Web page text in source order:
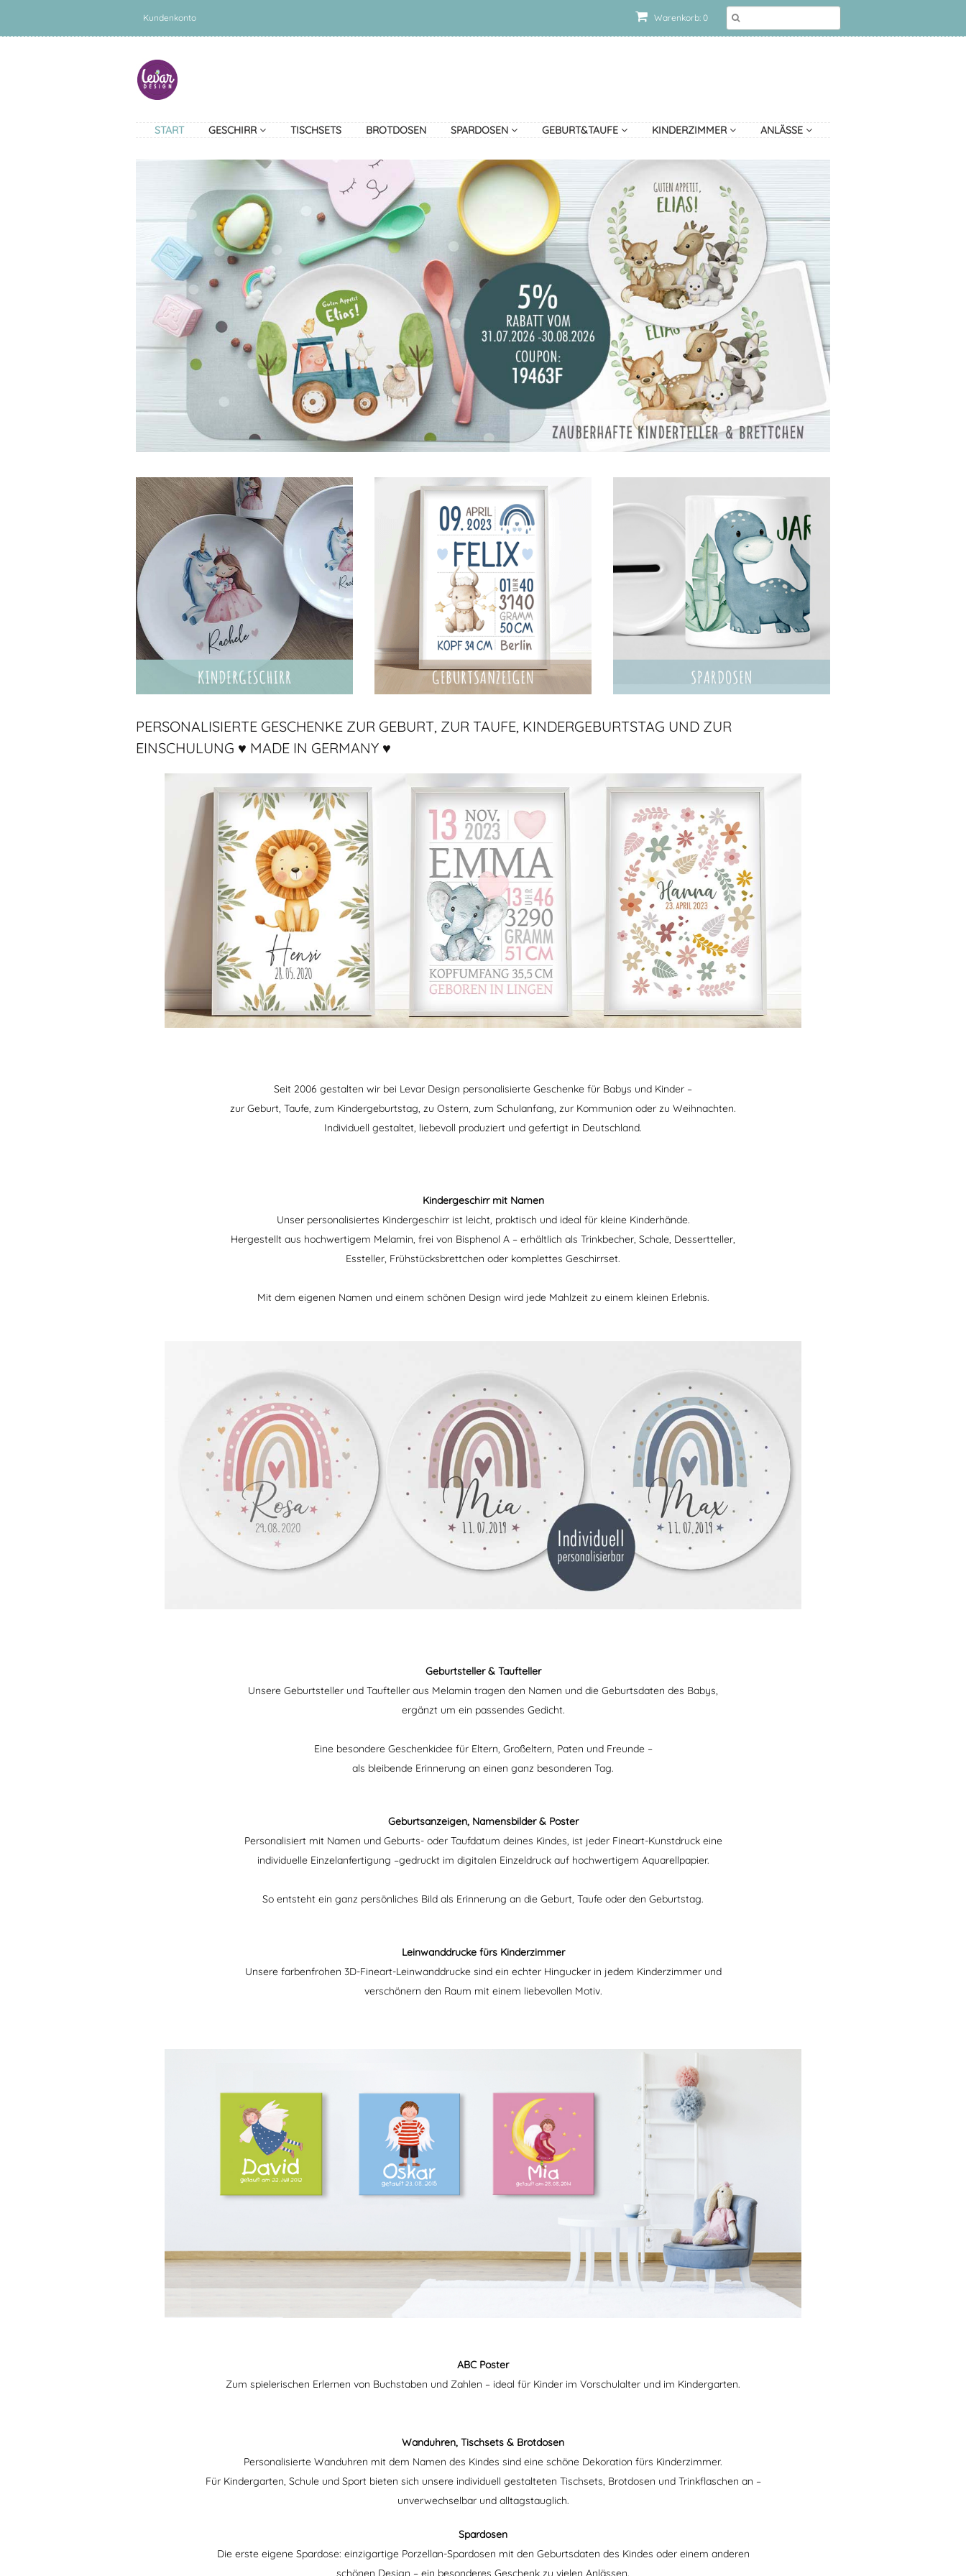
Warenkorb: 0
Kundenkonto
START GESCHIRR TISCHSETS BROTDOSEN SPARDOSEN GEBURT&TAUFE KINDERZIMMER ANLÄSSE
PERSONALISIERTE GESCHENKE ZUR GEBURT, ZUR TAUFE, KINDERGEBURTSTAG UND ZUR
EINSCHULUNG ♥ MADE IN GERMANY ♥
Seit 2006 gestalten wir bei Levar Design personalisierte Geschenke für Babys und Kinder –
zur Geburt, Taufe, zum Kindergeburtstag, zu Ostern, zum Schulanfang, zur Kommunion oder zu Weihnachten.
Individuell gestaltet, liebevoll produziert und gefertigt in Deutschland.
Kindergeschirr mit Namen
Unser personalisiertes Kindergeschirr ist leicht, praktisch und ideal für kleine Kinderhände.
Hergestellt aus hochwertigem Melamin, frei von Bisphenol A – erhältlich als Trinkbecher, Schale, Dessertteller,
Essteller, Frühstücksbrettchen oder komplettes Geschirrset.
Mit dem eigenen Namen und einem schönen Design wird jede Mahlzeit zu einem kleinen Erlebnis.
Geburtsteller & Taufteller
Unsere Geburtsteller und Taufteller aus Melamin tragen den Namen und die Geburtsdaten des Babys,
ergänzt um ein passendes Gedicht.
Eine besondere Geschenkidee für Eltern, Großeltern, Paten und Freunde –
als bleibende Erinnerung an einen ganz besonderen Tag.
Geburtsanzeigen, Namensbilder & Poster
Personalisiert mit Namen und Geburts- oder Taufdatum deines Kindes, ist jeder Fineart-Kunstdruck eine
individuelle Einzelanfertigung –gedruckt im digitalen Einzeldruck auf hochwertigem Aquarellpapier.
So entsteht ein ganz persönliches Bild als Erinnerung an die Geburt, Taufe oder den Geburtstag.
Leinwanddrucke fürs Kinderzimmer
Unsere farbenfrohen 3D-Fineart-Leinwanddrucke sind ein echter Hingucker in jedem Kinderzimmer und
verschönern den Raum mit einem liebevollen Motiv.
ABC Poster
Zum spielerischen Erlernen von Buchstaben und Zahlen – ideal für Kinder im Vorschulalter und im Kindergarten.
Wanduhren, Tischsets & Brotdosen
Personalisierte Wanduhren mit dem Namen des Kindes sind eine schöne Dekoration fürs Kinderzimmer.
Für Kindergarten, Schule und Sport bieten sich unsere individuell gestalteten Tischsets, Brotdosen und Trinkflaschen an –
unverwechselbar und alltagstauglich.
Spardosen
Die erste eigene Spardose: einzigartige Porzellan-Spardosen mit den Geburtsdaten des Kindes oder einem anderen
schönen Design – ein besonderes Geschenk zu vielen Anlässen.